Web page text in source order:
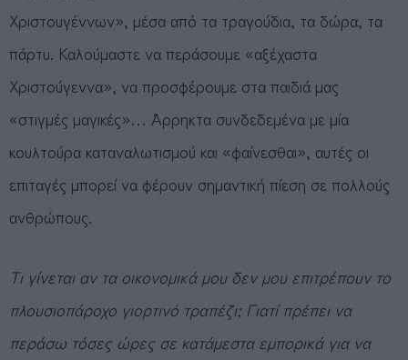
Χριστουγέννων», μέσα από τα τραγούδια, τα δώρα, τα
πάρτυ. Καλούμαστε να περάσουμε «αξέχαστα
Χριστούγεννα», να προσφέρουμε στα παιδιά μας
«στιγμές μαγικές»… ΄Αρρηκτα συνδεδεμένα με μία
κουλτούρα καταναλωτισμού και «φαίνεσθαι», αυτές οι
επιταγές μπορεί να φέρουν σημαντική πίεση σε πολλούς
ανθρώπους.
Τι γίνεται αν τα οικονομικά μου δεν μου επιτρέπουν το
πλουσιοπάροχο γιορτινό τραπέζι; Γιατί πρέπει να
περάσω τόσες ώρες σε κατάμεστα εμπορικά για να